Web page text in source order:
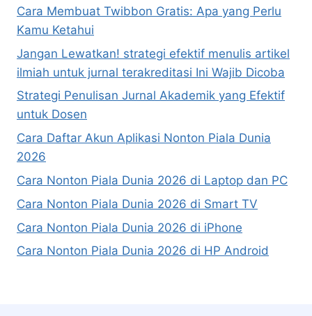
Cara Membuat Twibbon Gratis: Apa yang Perlu
Kamu Ketahui
Jangan Lewatkan! strategi efektif menulis artikel
ilmiah untuk jurnal terakreditasi Ini Wajib Dicoba
Strategi Penulisan Jurnal Akademik yang Efektif
untuk Dosen
Cara Daftar Akun Aplikasi Nonton Piala Dunia
2026
Cara Nonton Piala Dunia 2026 di Laptop dan PC
Cara Nonton Piala Dunia 2026 di Smart TV
Cara Nonton Piala Dunia 2026 di iPhone
Cara Nonton Piala Dunia 2026 di HP Android